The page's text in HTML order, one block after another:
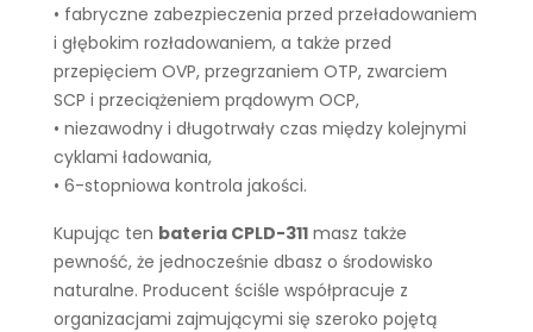
• fabryczne zabezpieczenia przed przeładowaniem
i głębokim rozładowaniem, a także przed
przepięciem OVP, przegrzaniem OTP, zwarciem
SCP i przeciążeniem prądowym OCP,
• niezawodny i długotrwały czas między kolejnymi
cyklami ładowania,
• 6-stopniowa kontrola jakości.
Kupując ten bateria CPLD-311 masz także
pewność, że jednocześnie dbasz o środowisko
naturalne. Producent ściśle współpracuje z
organizacjami zajmującymi się szeroko pojętą